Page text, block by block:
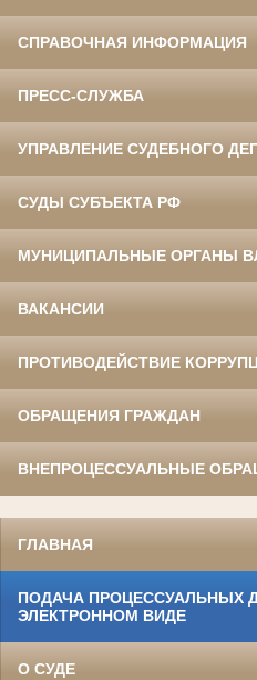
СПРАВОЧНАЯ ИНФОРМАЦИЯ
ПРЕСС-СЛУЖБА
УПРАВЛЕНИЕ СУДЕБНОГО
СУДЫ СУБЪЕКТА РФ
МУНИЦИПАЛЬНЫЕ ОРГАНЫ
ВАКАНСИИ
ПРОТИВОДЕЙСТВИЕ
ОБРАЩЕНИЯ ГРАЖДАН
ВНЕПРОЦЕССУАЛЬНЫЕ
ГЛАВНАЯ
ПОДАЧА ПРОЦЕССУАЛЬНЫХ
ЭЛЕКТРОННОМ ВИДЕ
О СУДЕ